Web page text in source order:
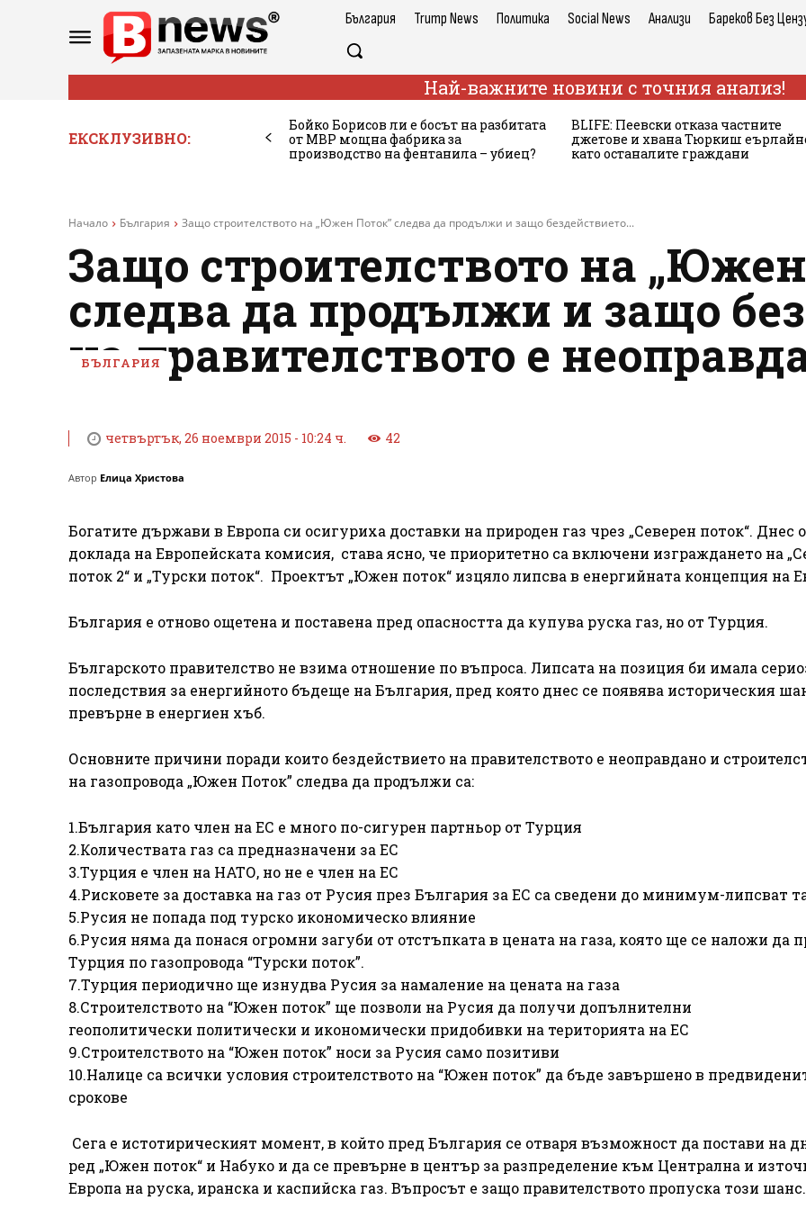
България Trump News Политика Social News Анализи Бареков Без
Най-важните новини с точния анализ!
ЕКСКЛУЗИВНО:
Бойко Борисов ли е босът на разбитата
от МВР мощна фабрика за
производство на фентанила – убиец?
BLIFE: Пеевски отказа частните
джетове и хвана Тюркиш
като останалите граждани
Начало България Защо строителството на „Южен Поток” следва да продължи и защо бездействието...
Защо строителството на
следва да продължи и защо
на правителството е
БЪЛГАРИЯ
четвъртък, 26 ноември 2015 - 10:24 ч. 42
Автор Елица Христова
Богатите държави в Европа си осигуриха доставки на природен газ чрез „Северен поток“. Днес
доклада на Европейската комисия, става ясно, че приоритетно са включени изграждането на
поток 2“ и „Турски поток“. Проектът „Южен поток“ изцяло липсва в енергийната концепция на
България е отново ощетена и поставена пред опасността да купува руска газ, но от Турция.
Българското правителство не взима отношение по въпроса. Липсата на позиция би имала
последствия за енергийното бъдеще на България, пред която днес се появява историческия
превърне в енергиен хъб.
Основните причини поради които бездействието на правителството е неоправдано и
на газопровода „Южен Поток” следва да продължи са:
1.България като член на ЕС е много по-сигурен партньор от Турция
2.Количествата газ са предназначени за ЕС
3.Турция е член на НАТО, но не е член на ЕС
4.Рисковете за доставка на газ от Русия през България за ЕС са сведени до минимум-липсват
5.Русия не попада под турско икономическо влияние
6.Русия няма да понася огромни загуби от отстъпката в цената на газа, която ще се наложи да
Турция по газопровода “Турски поток”.
7.Турция периодично ще изнудва Русия за намаление на цената на газа
8.Строителството на “Южен поток” ще позволи на Русия да получи допълнителни
геополитически политически и икономически придобивки на територията на ЕС
9.Строителството на “Южен поток” носи за Русия само позитиви
10.Налице са всички условия строителството на “Южен поток” да бъде завършено в
срокове
Сега е истотирическият момент, в който пред България се отваря възможност да постави на
ред „Южен поток“ и Набуко и да се превърне в център за разпределение към Централна и
Европа на руска, иранска и каспийска газ. Въпросът е защо правителството пропуска този